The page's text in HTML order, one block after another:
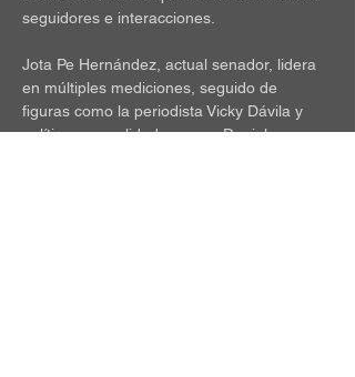
seguidores e interacciones.
Jota Pe Hernández, actual senador, lidera
en múltiples mediciones, seguido de
figuras como la periodista Vicky Dávila y
políticos consolidados como Daniel